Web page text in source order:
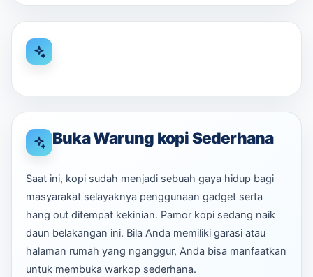
Buka Warung kopi Sederhana
Saat ini, kopi sudah menjadi sebuah gaya hidup bagi
masyarakat selayaknya penggunaan gadget serta
hang out ditempat kekinian. Pamor kopi sedang naik
daun belakangan ini. Bila Anda memiliki garasi atau
halaman rumah yang nganggur, Anda bisa manfaatkan
untuk membuka warkop sederhana.